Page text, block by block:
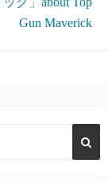
Gun Maverick